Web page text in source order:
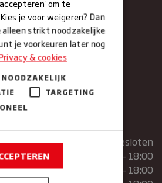
gesloten
07:30 – 13:00 | 14:00 – 18:00
07:30 – 13:00 | 14:00 – 18:00
om te
je voor weigeren? Dan
strikt noodzakelijke
je voorkeuren later nog
& cookies
TARGETING